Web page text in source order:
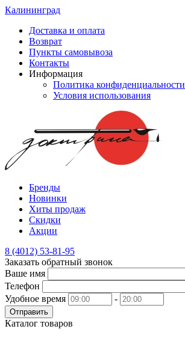
Калининград
Доставка и оплата
Возврат
Пункты самовывоза
Контакты
Информация
Политика конфиденциальности
Условия использования
Бренды
Новинки
Хиты продаж
Скидки
Акции
8 (4012) 53-81-95
Заказать обратный звонок
Ваше имя
Телефон
Удобное время
-
Отправить
Каталог товаров